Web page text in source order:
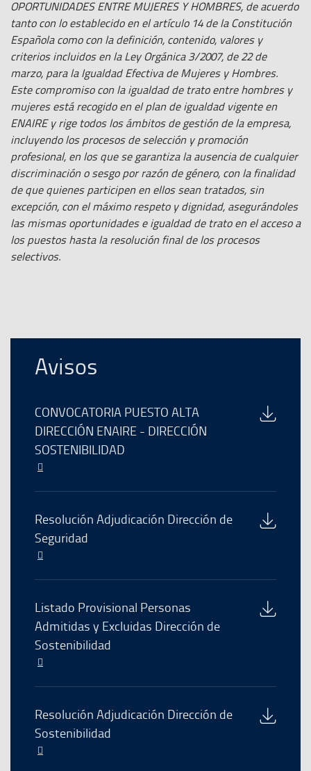
OPORTUNIDADES ENTRE MUJERES Y HOMBRES, de acuerdo
tanto con lo establecido en el artículo 14 de la Constitución
Española como con la definición, contenido, valores y
criterios incluidos en la Ley Orgánica 3/2007, de 22 de
marzo, para la Igualdad Efectiva de Mujeres y Hombres.
Este compromiso con la igualdad de trato entre hombres y
mujeres está recogido en el plan de igualdad vigente en
ENAIRE y rige todos los ámbitos de gestión de la empresa,
incluyendo los procesos de selección y promoción
profesional, en los que se garantiza la ausencia de cualquier
discriminación o sesgo por razón de género, con la finalidad
de que quienes participen en ellos sean tratados, sin
excepción, con el máximo respeto y dignidad, asegurándoles
las mismas oportunidades e igualdad de trato en el acceso a
los puestos hasta la resolución final de los procesos
selectivos.
Avisos
Descarga
del
archivo
CONVOCATORIA PUESTO ALTA
DIRECCIÓN ENAIRE - DIRECCIÓN
SOSTENIBILIDAD
se
abre
en
una
nueva
Descarga
del
archivo
Resolución Adjudicación Dirección de
Seguridad
se
abre
en
una
nueva
Descarga
del
archivo
Listado Provisional Personas
Admitidas y Excluidas Dirección de
Sostenibilidad
se
abre
en
una
nueva
Descarga
del
archivo
Resolución Adjudicación Dirección de
Sostenibilidad